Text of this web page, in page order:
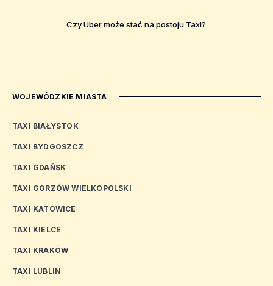
Czy Uber może stać na postoju Taxi?
WOJEWÓDZKIE MIASTA
TAXI BIAŁYSTOK
TAXI BYDGOSZCZ
TAXI GDAŃSK
TAXI GORZÓW WIELKOPOLSKI
TAXI KATOWICE
TAXI KIELCE
TAXI KRAKÓW
TAXI LUBLIN